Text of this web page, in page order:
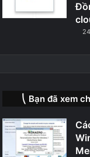
⎝ Bạn đã xem